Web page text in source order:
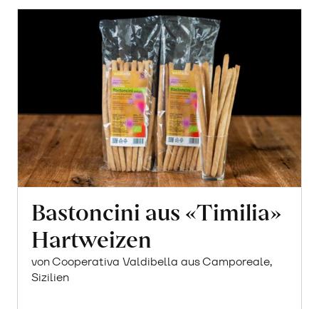
Bastoncini aus «Timilia»
Hartweizen
von Cooperativa Valdibella aus Camporeale,
Sizilien